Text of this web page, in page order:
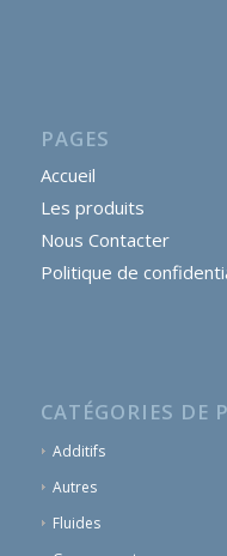
PAGES
Accueil
Les produits
Nous Contacter
Politique de
CATÉGORIES DE
Additifs
Autres
Fluides